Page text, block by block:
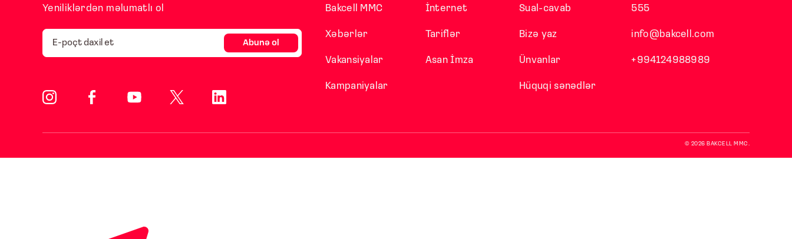
Yeniliklərdən məlumatlı ol
Abunə ol
Bakcell MMC
Xəbərlər
Vakansiyalar
Kampaniyalar
İnternet
Tariflər
Asan İmza
Sual-cavab
Bizə yaz
Ünvanlar
Hüquqi sənədlər
555
info@bakcell.com
+994124988989
© 2026 BAKCELL MMC.